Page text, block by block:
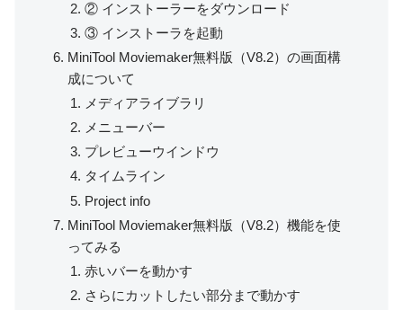
② インストーラーをダウンロード
③ インストーラを起動
MiniTool Moviemaker無料版（V8.2）の画面構
成について
メディアライブラリ
メニューバー
プレビューウインドウ
タイムライン
Project info
MiniTool Moviemaker無料版（V8.2）機能を使
ってみる
赤いバーを動かす
さらにカットしたい部分まで動かす